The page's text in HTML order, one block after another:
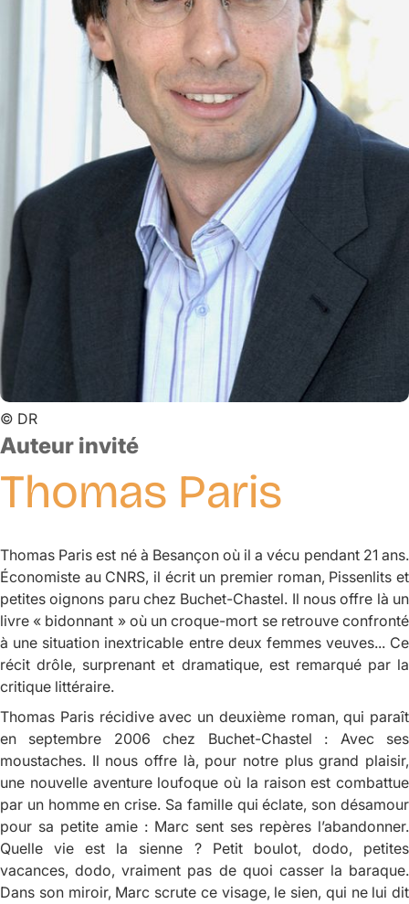
© DR
Auteur invité
Thomas Paris
Thomas Paris est né à Besançon où il a vécu pendant 21 ans.
Économiste au CNRS, il écrit un premier roman, Pissenlits et
petites oignons paru chez Buchet-Chastel. Il nous offre là un
livre « bidonnant » où un croque-mort se retrouve confronté
à une situation inextricable entre deux femmes veuves... Ce
récit drôle, surprenant et dramatique, est remarqué par la
critique littéraire.
Thomas Paris récidive avec un deuxième roman, qui paraît
en septembre 2006 chez Buchet-Chastel : Avec ses
moustaches. Il nous offre là, pour notre plus grand plaisir,
une nouvelle aventure loufoque où la raison est combattue
par un homme en crise. Sa famille qui éclate, son désamour
pour sa petite amie : Marc sent ses repères l’abandonner.
Quelle vie est la sienne ? Petit boulot, dodo, petites
vacances, dodo, vraiment pas de quoi casser la baraque.
Dans son miroir, Marc scrute ce visage, le sien, qui ne lui dit